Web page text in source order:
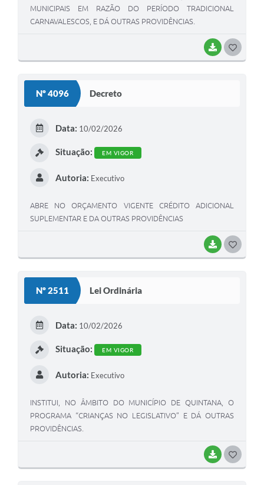
BAIXAR
MUNICIPAIS EM RAZÃO DO PERÍODO TRADICIONAL
CARNAVALESCOS, E DÁ OUTRAS PROVIDÊNCIAS.
Nº 4096 Decreto
BAIXAR
Data: 10/02/2026
Situação: EM VIGOR
Autoria: Executivo
ABRE NO ORÇAMENTO VIGENTE CRÉDITO ADICIONAL
SUPLEMENTAR E DA OUTRAS PROVIDÊNCIAS
Nº 2511 Lei Ordinária
BAIXAR
Data: 10/02/2026
Situação: EM VIGOR
Autoria: Executivo
INSTITUI, NO ÂMBITO DO MUNICÍPIO DE QUINTANA, O
PROGRAMA “CRIANÇAS NO LEGISLATIVO” E DÁ OUTRAS
PROVIDÊNCIAS.